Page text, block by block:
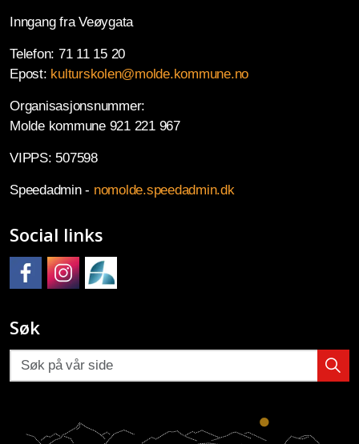
Inngang fra Veøygata
Telefon: 71 11 15 20
Epost: kulturskolen@molde.kommune.no
Organisasjonsnummer:
Molde kommune 921 221 967
VIPPS: 507598
Speedadmin - nomolde.speedadmin.dk
Social links
Søk